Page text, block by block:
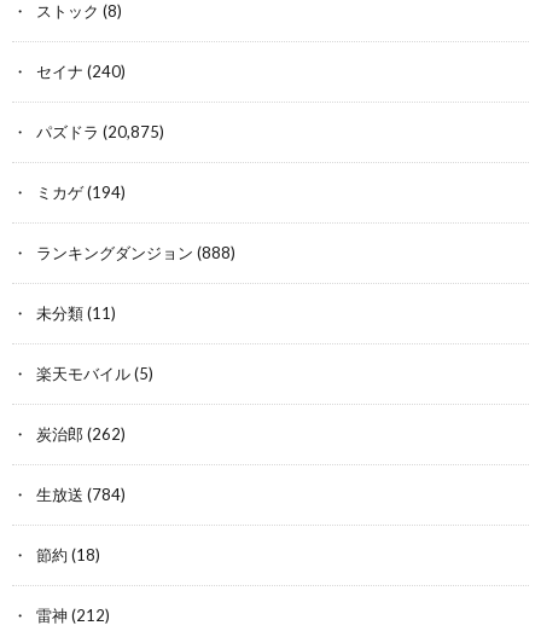
ストック (8)
セイナ (240)
パズドラ (20,875)
ミカゲ(194)
ランキングダンジョン (888)
未分類(11)
楽天モバイル(5)
炭治郎 (262)
生放送 (784)
節約 (18)
雷神 (212)